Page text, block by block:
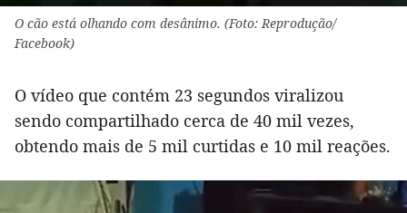
O cão está olhando com desânimo. (Foto: Reprodução/
Facebook)
O vídeo que contém 23 segundos viralizou
sendo compartilhado cerca de 40 mil vezes,
obtendo mais de 5 mil curtidas e 10 mil reações.